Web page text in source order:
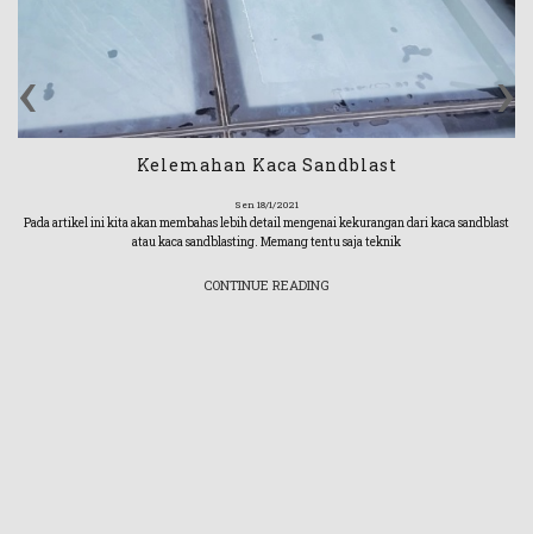
Kelemahan Kaca Sandblast
Sen 18/1/2021
Pada artikel ini kita akan membahas lebih detail mengenai kekurangan dari kaca sandblast
atau kaca sandblasting. Memang tentu saja teknik
CONTINUE READING
‹ ›